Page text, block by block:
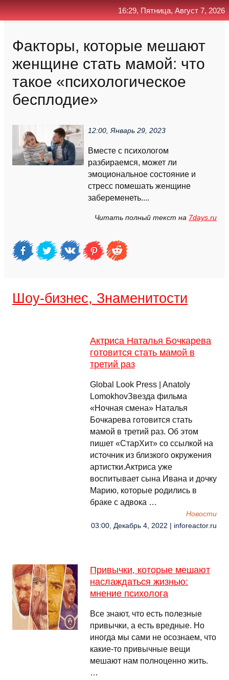
Факторы, которые мешают
женщине стать мамой: что
такое «психологическое
бесплодие»
12:00, Январь 29, 2023
Вместе с психологом
разбираемся, может ли
эмоциональное состояние и
стресс помешать женщине
забеременеть....
Читать полный текст на 7days.ru
Шоу-бизнес, Знаменитости
Актриса Наталья Бочкарева
готовится стать мамой в
третий раз
Global Look Press | Anatoly
LomokhovЗвезда фильма
«Ночная смена» Наталья
Бочкарева готовится стать
мамой в третий раз. Об этом
пишет «СтарХит» со ссылкой на
источник из близкого окружения
артистки.Актриса уже
воспитывает сына Ивана и дочку
Марию, которые родились в
браке с адвока …
Новости
03:00, Декабрь 4, 2022 | inforeactor.ru
Привычки, которые мешают
наслаждаться жизнью:
мнение психолога
Все знают, что есть полезные
привычки, а есть вредные. Но
иногда мы сами не осознаем, что
какие-то привычные вещи
мешают нам полноценно жить.
…
16:29, Пятница, Август 7, 2026